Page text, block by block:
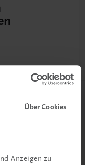
Über Cookies
Anzeigen zu
TRAUNER!